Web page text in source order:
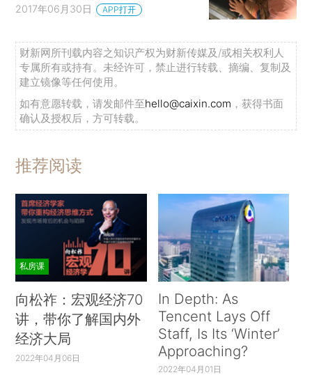
2017年06月30日 APP打开
财新网所刊载内容之知识产权为财新传媒及/或相关权利人
专属所有或持有。未经许可，禁止进行转载、摘编、复制及
建立镜像等任何使用。
如有意愿转载，请发邮件至hello@caixin.com ，获得书面
确认及授权后，方可转载。
推荐阅读
私房课
向松祚：宏观经济70
讲，带你了解国内外
经济大局
2022年04月06日
In Depth: As
Tencent Lays Off
Staff, Is Its ‘Winter’
Approaching?
2022年04月01日